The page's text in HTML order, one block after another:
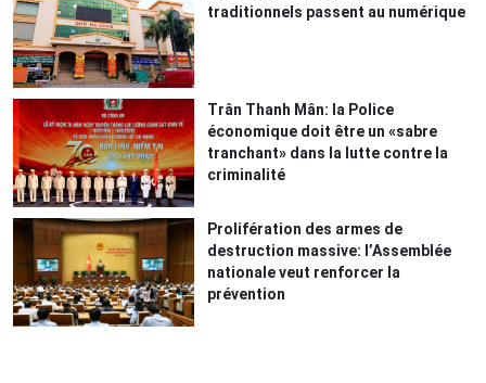
traditionnels passent au numérique
Trân Thanh Mân: la Police
économique doit être un «sabre
tranchant» dans la lutte contre la
criminalité
Prolifération des armes de
destruction massive: l’Assemblée
nationale veut renforcer la
prévention